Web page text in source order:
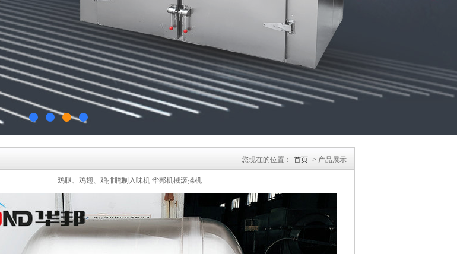
您现在的位置： 首页 > 产品展示
鸡腿、鸡翅、鸡排腌制入味机 华邦机械滚揉机